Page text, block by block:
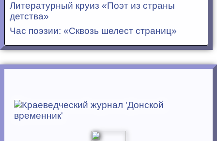
Литературный круиз «Поэт из страны
детства»
Час поэзии: «Сквозь шелест страниц»